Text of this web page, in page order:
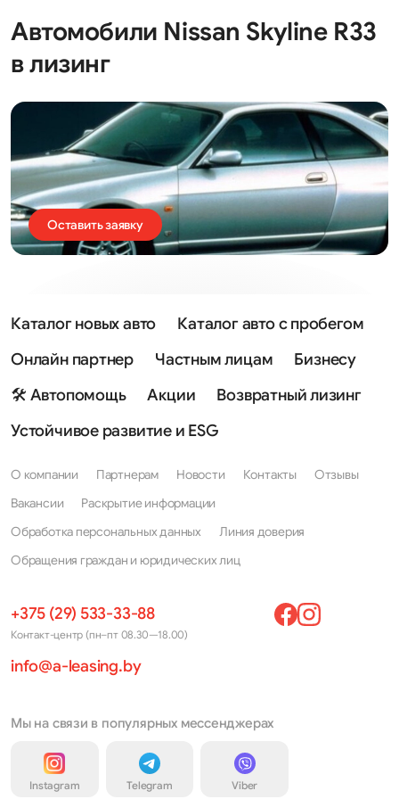
Автомобили Nissan Skyline R33
в лизинг
Оставить заявку
Каталог новых авто
Каталог авто с пробегом
Онлайн партнер
Частным лицам
Бизнесу
🛠 Автопомощь
Акции
Возвратный лизинг
Устойчивое развитие и ESG
О компании Партнерам Новости Контакты
Отзывы
Вакансии
Раскрытие информации
Обработка персональных данных
Линия доверия
Обращения граждан и юридических лиц
+375 (29) 533-33-88
Контакт-центр (пн–пт 08.30—18.00)
info@a-leasing.by
Мы на связи в популярных мессенджерах
Instagram Telegram Viber